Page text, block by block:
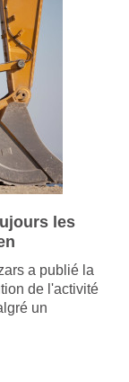
les
a publié la
de l'activité
un